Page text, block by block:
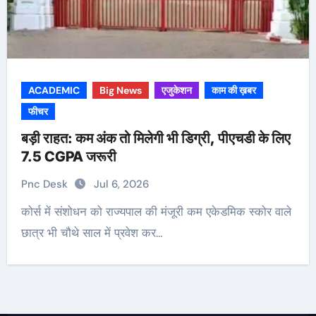
ACADEMIC Big News एजुकेशन
काम की ख़बर
फीचर
बड़ी राहत: कम अंक तो मिलेगी भी डिग्री, पीएचडी के लिए
7.5 CGPA जरूरी
Pnc Desk Jul 6, 2026
कोर्स में संशोधन को राज्यपाल की मंजूरी कम एकेडमिक स्कोर वाले
छात्र भी चौथे साल में प्रवेश कर…